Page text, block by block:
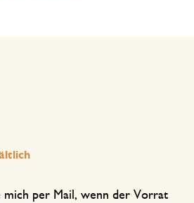
mich per Mail, wenn der Vorrat